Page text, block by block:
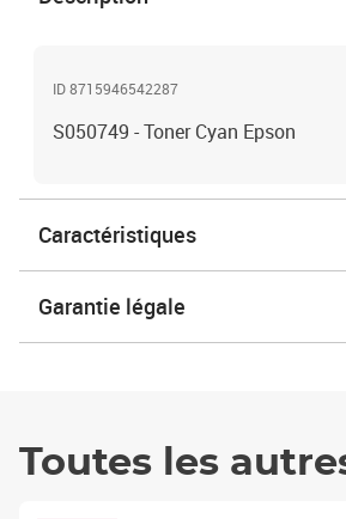
ID 8715946542287
S050749 - Toner Cyan Epson
Caractéristiques
Garantie légale
Toutes les